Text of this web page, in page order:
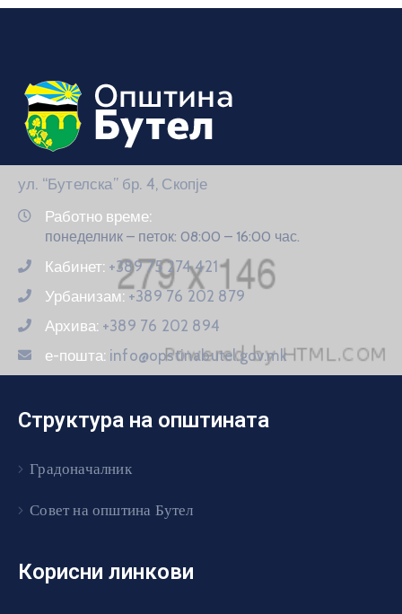
ул. “Бутелска” бр. 4, Скопје
Работно време:
понеделник – петок: 08:00 – 16:00 час.
Кабинет: +389 75 274 421
Урбанизам: +389 76 202 879
Архива: +389 76 202 894
е-пошта: info@opstinabutel.gov.mk
Структура на општината
Градоначалник
Совет на општина Бутел
Корисни линкови